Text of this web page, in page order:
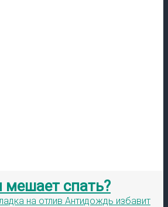
спать?
на отлив Антидождь избавит